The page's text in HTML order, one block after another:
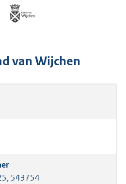
van Wijchen
543754